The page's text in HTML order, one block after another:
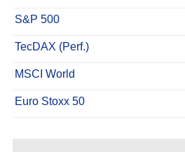
S&P 500
TecDAX (Perf.)
MSCI World
Euro Stoxx 50